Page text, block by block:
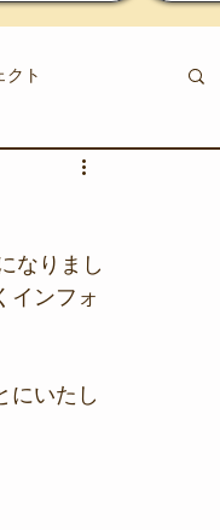
クト
モク養殖実験
キャンプ
なりまし
インフォ
にいたし